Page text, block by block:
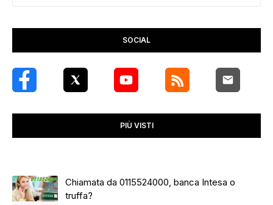
SOCIAL
PIÙ VISTI
Chiamata da 0115524000, banca Intesa o
truffa?